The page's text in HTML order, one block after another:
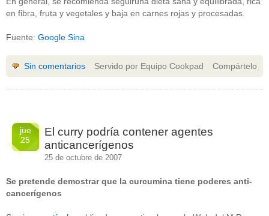
en fibra, fruta y vegetales y baja en carnes rojas y procesadas.
Fuente: Google Sina
Servido por Equipo Cookpad
Sin comentarios Compártelo
jue
25
El curry podría contener agentes
anticancerígenos
25 de octubre de 2007
Se pretende demostrar que la curcumina tiene poderes anti-
cancerígenos